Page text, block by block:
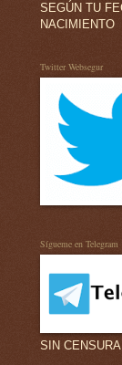
SEGÚN TU
NACIMIENTO
Twitter Websegur
Sígueme en Telegram
SIN CENSURA